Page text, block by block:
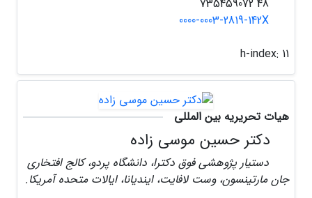
0000-0003-2819-142X
h-index: 11
هیات تحریریه بین المللی
دکتر حسین موسی زاده
دستیار پژوهشی فوق دکترا، دانشگاه پردو، کالج افتخاری
جان مارتینسون، وست لافایت، ایندیانا، ایالات متحده آمریکا.